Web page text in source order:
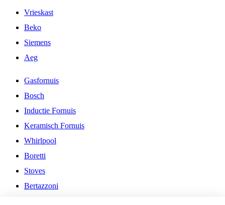
Vrieskast
Beko
Siemens
Aeg
Gasfornuis
Bosch
Inductie Fornuis
Keramisch Fornuis
Whirlpool
Boretti
Stoves
Bertazzoni